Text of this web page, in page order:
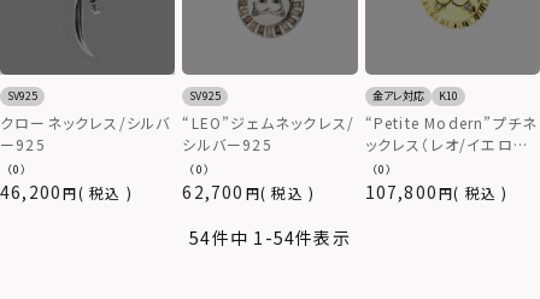
SV925
クローネックレス/シルバ
ー925
46,200 税込
（0）
SV925
“LEO”ジェムネックレス/
シルバー925
62,700 税込
（0）
金アレ対応 K10
“Petite Modern”プチネ
ックレス（レオ/イエロー
ゴールド）/K10ゴールド
107,800 税込
（0）
54件中 1 -54件表示